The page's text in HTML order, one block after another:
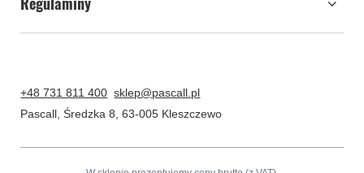
+48 731 811 400 sklep@pascall.pl
Pascall ,Średzka 8 ,63-005 Kleszczewo